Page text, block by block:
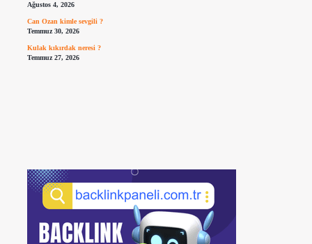
Ağustos 4, 2026
Can Ozan kimle sevgili ?
Temmuz 30, 2026
Kulak kıkırdak neresi ?
Temmuz 27, 2026